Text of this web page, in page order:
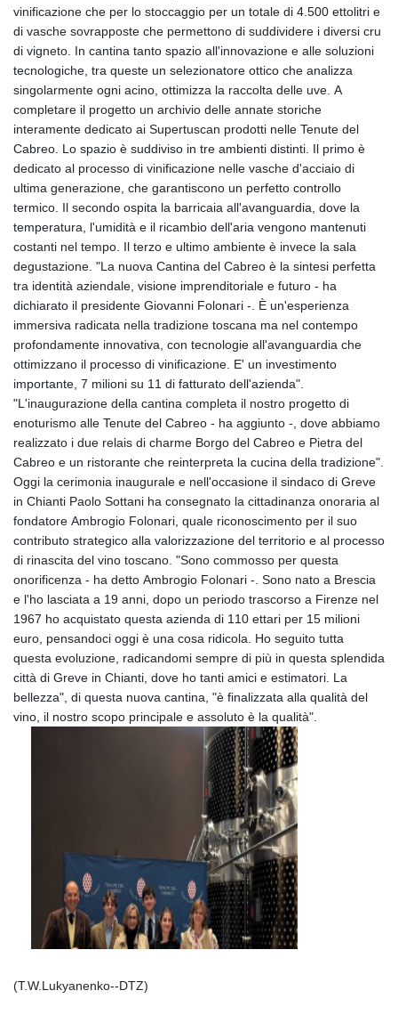
vinificazione che per lo stoccaggio per un totale di 4.500 ettolitri e
di vasche sovrapposte che permettono di suddividere i diversi cru
di vigneto. In cantina tanto spazio all'innovazione e alle soluzioni
tecnologiche, tra queste un selezionatore ottico che analizza
singolarmente ogni acino, ottimizza la raccolta delle uve. A
completare il progetto un archivio delle annate storiche
interamente dedicato ai Supertuscan prodotti nelle Tenute del
Cabreo. Lo spazio è suddiviso in tre ambienti distinti. Il primo è
dedicato al processo di vinificazione nelle vasche d'acciaio di
ultima generazione, che garantiscono un perfetto controllo
termico. Il secondo ospita la barricaia all'avanguardia, dove la
temperatura, l'umidità e il ricambio dell'aria vengono mantenuti
costanti nel tempo. Il terzo e ultimo ambiente è invece la sala
degustazione. "La nuova Cantina del Cabreo è la sintesi perfetta
tra identità aziendale, visione imprenditoriale e futuro - ha
dichiarato il presidente Giovanni Folonari -. È un'esperienza
immersiva radicata nella tradizione toscana ma nel contempo
profondamente innovativa, con tecnologie all'avanguardia che
ottimizzano il processo di vinificazione. E' un investimento
importante, 7 milioni su 11 di fatturato dell'azienda".
"L'inaugurazione della cantina completa il nostro progetto di
enoturismo alle Tenute del Cabreo - ha aggiunto -, dove abbiamo
realizzato i due relais di charme Borgo del Cabreo e Pietra del
Cabreo e un ristorante che reinterpreta la cucina della tradizione".
Oggi la cerimonia inaugurale e nell'occasione il sindaco di Greve
in Chianti Paolo Sottani ha consegnato la cittadinanza onoraria al
fondatore Ambrogio Folonari, quale riconoscimento per il suo
contributo strategico alla valorizzazione del territorio e al processo
di rinascita del vino toscano. "Sono commosso per questa
onorificenza - ha detto Ambrogio Folonari -. Sono nato a Brescia
e l'ho lasciata a 19 anni, dopo un periodo trascorso a Firenze nel
1967 ho acquistato questa azienda di 110 ettari per 15 milioni
euro, pensandoci oggi è una cosa ridicola. Ho seguito tutta
questa evoluzione, radicandomi sempre di più in questa splendida
città di Greve in Chianti, dove ho tanti amici e estimatori. La
bellezza", di questa nuova cantina, "è finalizzata alla qualità del
vino, il nostro scopo principale e assoluto è la qualità".
(T.W.Lukyanenko--DTZ)